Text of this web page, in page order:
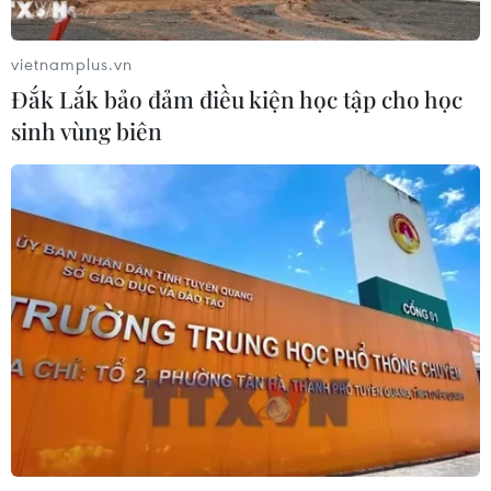
Iran ra điều kiện gì với Mỹ
trước khi mở lại Eo biển Hormuz?
03/08/2026 16:12
Iran tuyên bố chưa đạt đủ điều kiện
để mở lại eo biển Hormuz
03/08/2026 15:59
Làn sóng người Israel di cư ra nước
ngoài vẫn ở mức kỷ lục
03/08/2026 11:32
Tín hiệu tích cực đối với tiến trình
vietnamplus.vn
Đắk Lắk bảo đảm điều kiện học tập cho học
sinh vùng biên